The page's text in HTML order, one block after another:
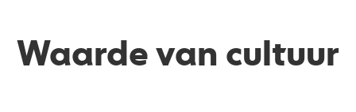
Waarde van cultuur